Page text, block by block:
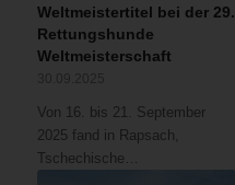
Weltmeistertitel bei der 29.
Rettungshunde
Weltmeisterschaft
Von 16. bis 21. September
2025 fand in Rapsach,
Tschechische…